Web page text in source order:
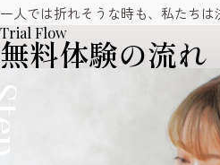
一人では折れそうな時も、私たちは
Trial Flow
無料体験の流れ